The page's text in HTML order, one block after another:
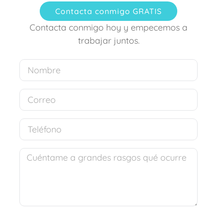
Contacta conmigo GRATIS
Contacta conmigo hoy y empecemos a
trabajar juntos.